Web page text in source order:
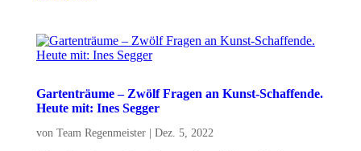
Gartenträume – Zwölf Fragen an Kunst-Schaffende.
Heute mit: Ines Segger
von Team Regenmeister| Dez. 5, 2022